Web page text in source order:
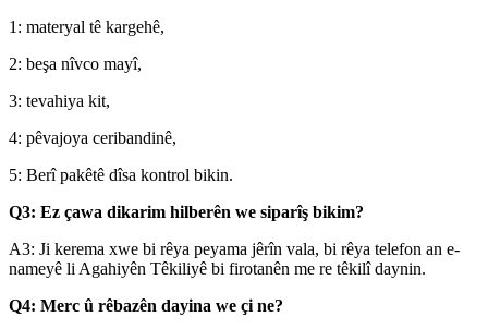
1: materyal tê kargehê,
2: beşa nîvco mayî,
3: tevahiya kit,
4: pêvajoya ceribandinê,
5: Berî pakêtê dîsa kontrol bikin.
Q3: Ez çawa dikarim hilberên we siparîş bikim?
A3: Ji kerema xwe bi rêya peyama jêrîn vala, bi rêya telefon an e-
nameyê li Agahiyên Têkiliyê bi firotanên me re têkilî daynin.
Q4: Merc û rêbazên dayina we çi ne?